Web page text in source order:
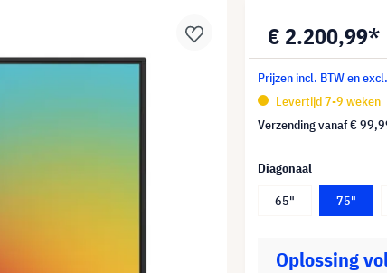
€ 2.200,99*
Prijzen incl. BTW en
Levertijd 7-9 weken
Verzending vanaf€
Diagonaal
65"
75"
Oplossing